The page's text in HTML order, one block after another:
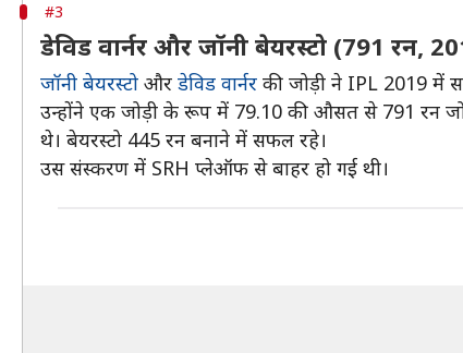
#3
डेविड वार्नर और जॉनी बेयरस्टो (791 रन,
जॉनी बेयरस्टो और डेविड वार्नर की जोड़ी ने IPL 2019 में
उन्होंने एक जोड़ी के रूप में 79.10 की औसत से 791 रन
थे। बेयरस्टो 445 रन बनाने में सफल रहे।
उस संस्करण में SRH प्लेऑफ से बाहर हो गई थी।